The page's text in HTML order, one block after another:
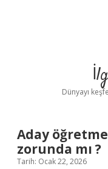
Dünyayı
Aday
zorunda mı ?
Tarih: Ocak 22, 2026